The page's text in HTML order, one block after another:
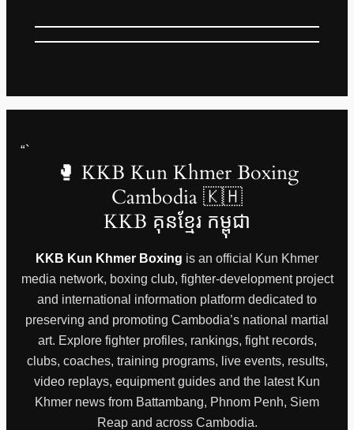
“`
🥊 KKB Kun Khmer Boxing
Cambodia 🇰🇭
KKB គុនខ្មែរ កម្ពុជា
KKB Kun Khmer Boxing is an official Kun Khmer
media network, boxing club, fighter-development project
and international information platform dedicated to
preserving and promoting Cambodia’s national martial
art. Explore fighter profiles, rankings, fight records,
clubs, coaches, training programs, live events, results,
video replays, equipment guides and the latest Kun
Khmer news from Battambang, Phnom Penh, Siem
Reap and across Cambodia.